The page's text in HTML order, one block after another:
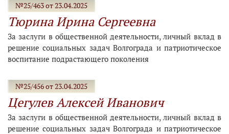
№25/463 от 23.04.2025
Тюрина Ирина Сергеевна
За заслуги в общественной деятельности, личный вклад в
решение социальных задач Волгограда и патриотическое
воспитание подрастающего поколения
№25/456 от 23.04.2025
Цегулев Алексей Иванович
За заслуги в общественной деятельности, личный вклад в
решение социальных задач Волгограда и патриотическое